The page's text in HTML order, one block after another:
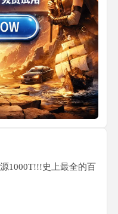
1000T!!!史上最全的百